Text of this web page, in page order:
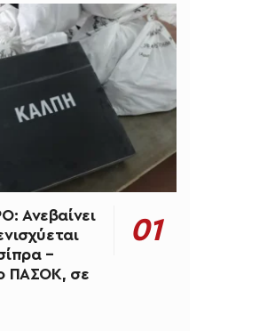
Ανεβαίνει
–
ΠΑΣΟΚ, σε